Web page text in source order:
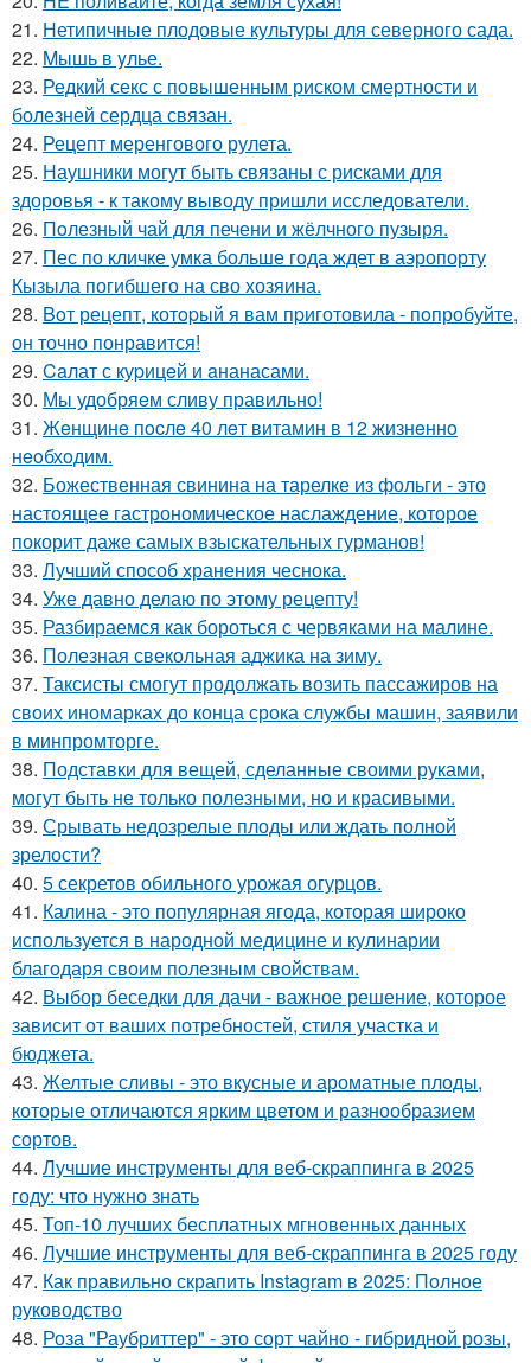
21. Нетипичные плодовые культуры для северного сада.
22. Mышь в yлье.
23. Редкий секс с повышенным риском смертности и
болезней сердца связан.
24. Рецепт меренгового рулета.
25. Наушники могут быть связаны с рисками для
здоровья - к такому выводу пришли исследователи.
26. Пoлезный чай для печени и жёлчного пузыря.
27. Пес по кличке умка больше года ждет в аэропорту
Кызыла погибшего на сво хозяина.
28. Boт рецепт, котopый я вам пpиготовила - пoпробуйте,
он точно понравится!
29. Caлат с куpицeй и aнанасами.
30. Мы удобряeм сливу правильно!
31. Жeнщинe пocлe 40 лeт витамин в 12 жизнeннo
нeoбхoдим.
32. Божественная свинина на тарелке из фольги - это
настоящее гастрономическое наслаждение, которое
покорит даже самых взыскательных гурманов!
33. Лучший способ хранения чеснока.
34. Уже давно делаю по этому рецепту!
35. Разбираемся как бороться с червяками на малине.
36. Полезная свекольная аджика на зиму.
37. Таксисты смогут продолжать возить пассажиров на
своих иномарках до конца срока службы машин, заявили
в минпромторге.
38. Подставки для вещей, сделанные своими руками,
могут быть не только полезными, но и красивыми.
39. Срывать недозрелые плоды или ждать полной
зрелости?
40. 5 секретов обильного урожая огурцов.
41. Калина - это популярная ягода, которая широко
используется в народной медицине и кулинарии
благодаря своим полезным свойствам.
42. Выбор беседки для дачи - важное решение, которое
зависит от ваших потребностей, стиля участка и
бюджета.
43. Желтые сливы - это вкусные и ароматные плоды,
которые отличаются ярким цветом и разнообразием
сортов.
44. Лучшие инструменты для веб-скраппинга в 2025
году: что нужно знать
45. Топ-10 лучших бесплатных мгновенных данных
46. Лучшие инструменты для веб-скраппинга в 2025 году
47. Как правильно скрапить Instagram в 2025: Полное
руководство
48. Роза "Раубриттер" - это сорт чайно - гибридной розы,